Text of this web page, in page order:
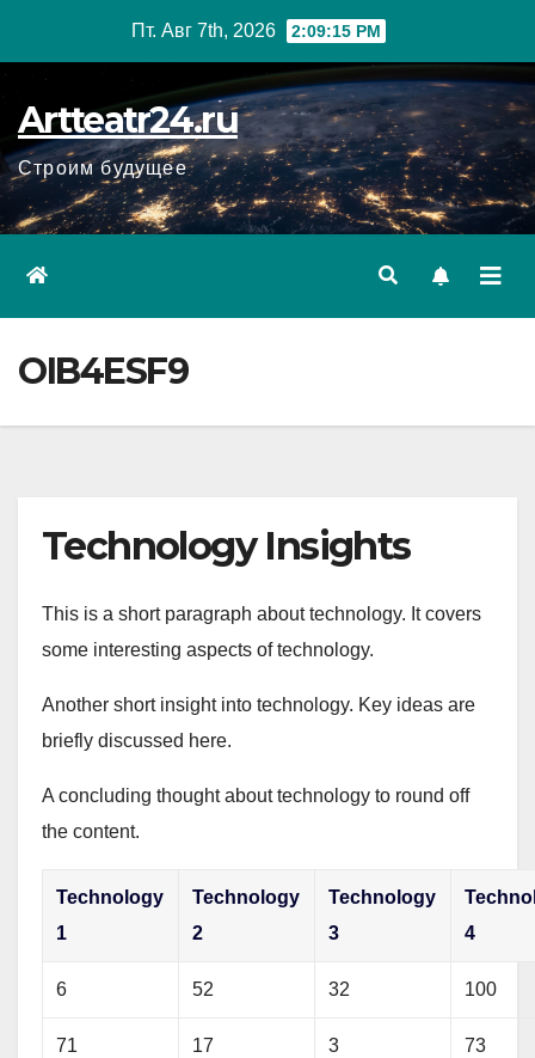
Пт. Авг 7th, 2026 2:09:16 PM
Artteatr24.ru
Строим будущее
OIB4ESF9
Technology Insights
This is a short paragraph about technology. It covers
some interesting aspects of technology.
Another short insight into technology. Key ideas are
briefly discussed here.
A concluding thought about technology to round off
the content.
Technology
1
Technology
2
Technology
3
4
6 52 32 100
71 17 3 73